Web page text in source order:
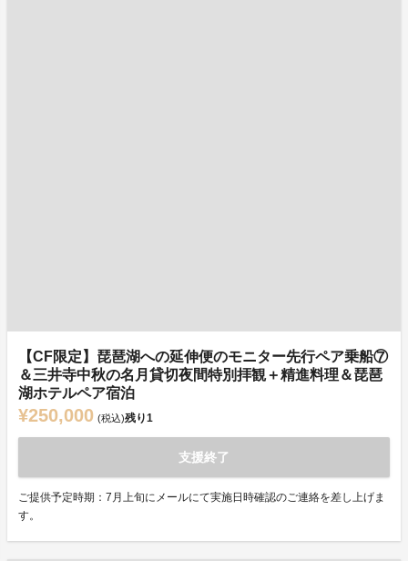
【CF限定】琵琶湖への延伸便のモニター先行ペア乗船⑦
＆三井寺中秋の名月貸切夜間特別拝観＋精進料理＆琵琶
湖ホテルペア宿泊
¥250,000 (税込)残り1
支援終了
ご提供予定時期：7月上旬にメールにて実施日時確認のご連絡を差し上げま
す。